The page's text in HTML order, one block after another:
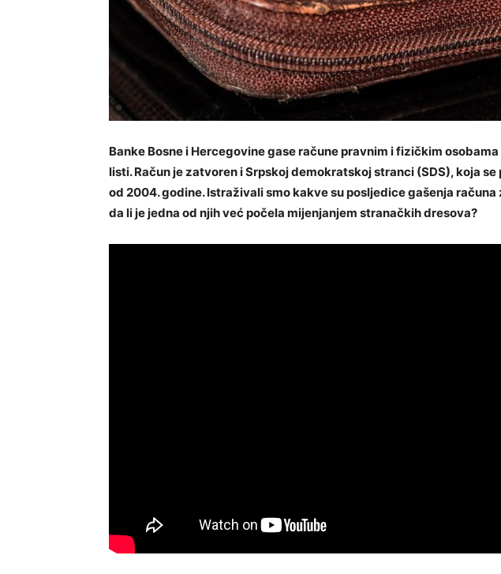
Banke Bosne i Hercegovine gase račune pravnim i fizičkim
listi. Račun je zatvoren i Srpskoj demokratskoj stranci (SDS), koja
od 2004. godine. Istraživali smo kakve su posljedice gašenja
da li je jedna od njih već počela mijenjanjem stranačkih dresova?